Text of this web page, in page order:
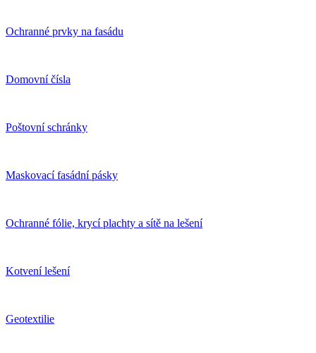
Ochranné prvky na fasádu
Domovní čísla
Poštovní schránky
Maskovací fasádní pásky
Ochranné fólie, krycí plachty a sítě na lešení
Kotvení lešení
Geotextilie